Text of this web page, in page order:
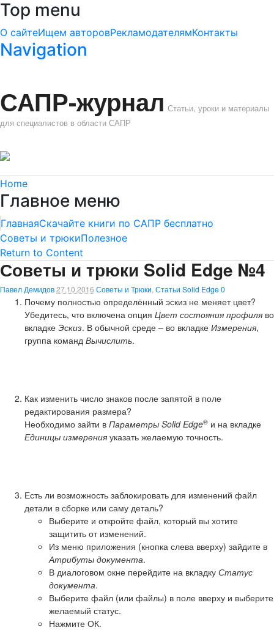
Top menu
О сайтеИщем авторовРекламодателямКонтакты
Navigation
САПР-журнал Статьи, уроки и материалы
для специалистов в области САПР
Home
Главное меню
ГлавнаяСкачайте книги по САПР бесплатно
Советы и трюкиПолезное
Return to Content
Советы и трюки Solid Edge №4
Павел Демидов27.10.2016 Советы и Трюки Статьи Solid Edge0
Почему полностью определённый эскиз не меняет цвет?
Убедитесь, что включена опция Цвет состояния профиля во
вкладке Эскиз. В обычной среде – во вкладке Измерения,
группа команд Вычислить.
Как изменить число знаков после запятой в поле
редактирования размера?
Необходимо зайти в Параметры Solid Edge® и на вкладке
Единицы измерения указать желаемую точность.
Есть ли возможность заблокировать для изменений файл
детали в сборке или саму деталь?
Выберите и откройте файл, который вы хотите
защитить от изменений.
Из меню приложения (кнопка слева вверху) зайдите в
Атрибуты документа.
В диалоговом окне перейдите на вкладку Статус
документа.
Выберите файл (или файлы) в поле вверху и выберите
желаемый статус.
Нажмите ОК.